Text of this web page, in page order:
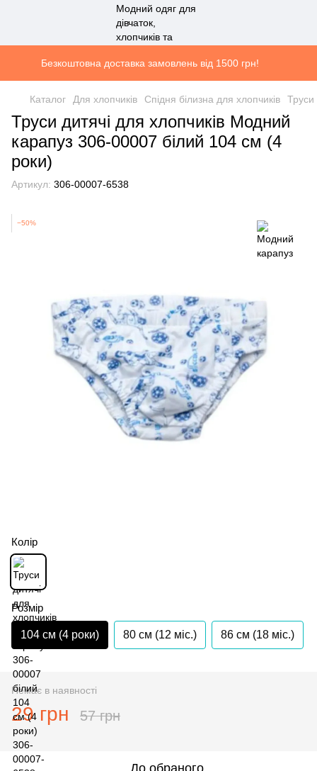
Безкоштовна доставка замовлень від 1500 грн!
Каталог Для хлопчиків Спідня білизна для хлопчиків Труси
Труси дитячі для хлопчиків Модний
карапуз 306-00007 білий 104 см (4
роки)
Артикул: 306-00007-6538
−50%
Колір
Розмір
104 см (4 роки) 80 см (12 мiс.) 86 см (18 мiс.)
Немає в наявності
29 грн 57 грн
До обраного